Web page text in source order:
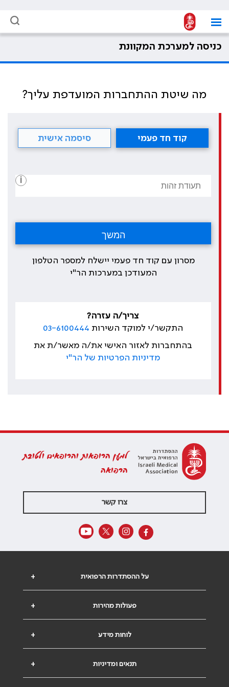
כניסה למערכת המקוונת
מה שיטת ההתחברות המועדפת עליך?
קוד חד פעמי סיסמה אישית
i
מסרון עם קוד חד פעמי יישלח למספר הטלפון
המעודכן במערכות הר"י
צריך/ה עזרה?
התקשר/י למוקד השירות 03-6100444
בהתחברות לאזור האישי את/ה מאשר/ת את
מדיניות הפרטיות של הר"י
למען הרופאות והרופאים ולטובת
הרפואה
צרו קשר
+ על ההסתדרות הרפואית
+ פעולות מהירות
+ לוחות מידע
+ תנאים ומדיניות